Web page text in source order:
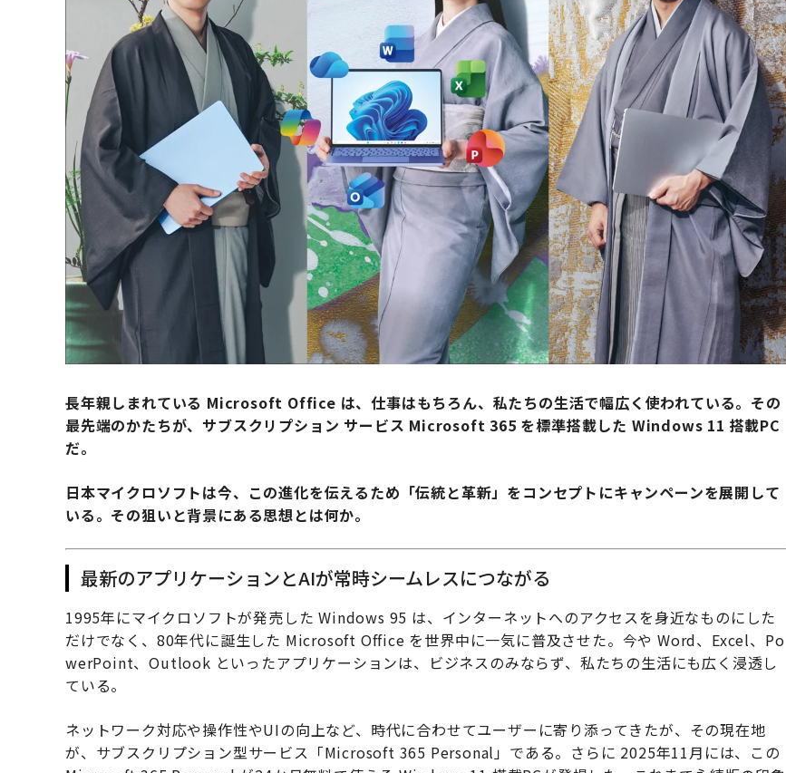
長年親しまれている Microsoft Office は、仕事はもちろん、私たちの生活で幅広く使われている。その
最先端のかたちが、サブスクリプション サービス Microsoft 365 を標準搭載した Windows 11 搭載PC
だ。
日本マイクロソフトは今、この進化を伝えるため「伝統と革新」をコンセプトにキャンペーンを展開して
いる。その狙いと背景にある思想とは何か。
最新のアプリケーションとAIが常時シームレスにつながる
1995年にマイクロソフトが発売した Windows 95 は、インターネットへのアクセスを身近なものにした
だけでなく、80年代に誕生した Microsoft Office を世界中に一気に普及させた。今や Word、Excel、Po
werPoint、Outlook といったアプリケーションは、ビジネスのみならず、私たちの生活にも広く浸透し
ている。
ネットワーク対応や操作性やUIの向上など、時代に合わせてユーザーに寄り添ってきたが、その現在地
が、サブスクリプション型サービス「Microsoft 365 Personal」である。さらに 2025年11月には、この